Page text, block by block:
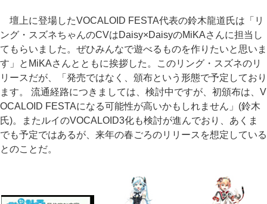
壇上に登場したVOCALOID FESTA代表の鈴木龍道氏は「リ
ング・スズネちゃんのCVはDaisy×DaisyのMiKAさんに担当し
てもらいました。ぜひみんなで遊べるものを作りたいと思いま
す」とMiKAさんとともに挨拶した。このリング・スズネのリ
リースだが、「発売ではなく、頒布という形態で予定しており
ます。 流通経路につきましては、検討中ですが、初頒布は、V
OCALOID FESTAになる可能性が高いかもしれません」(鈴木
氏)。またルイのVOCALOID3化も検討が進んでおり、あくま
でも予定ではあるが、来年の春ごろのリリースを想定している
とのことだ。